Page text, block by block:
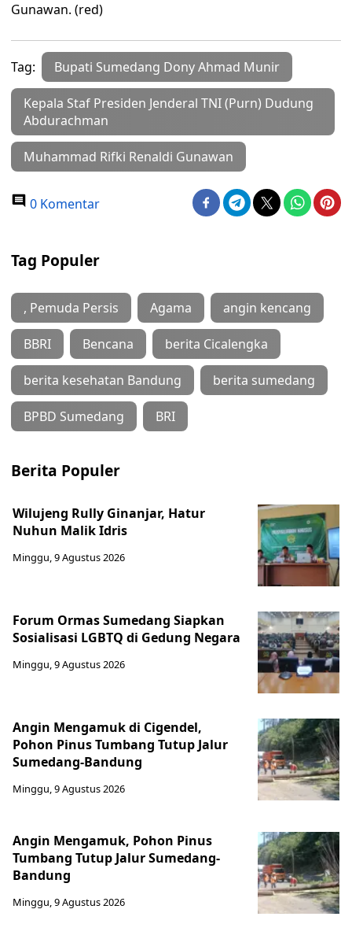
Gunawan. (red)
Tag: Bupati Sumedang Dony Ahmad Munir
Kepala Staf Presiden Jenderal TNI (Purn) Dudung
Abdurachman
Muhammad Rifki Renaldi Gunawan
0 Komentar
Tag Populer
, Pemuda Persis Agama angin kencang
BBRI Bencana berita Cicalengka
berita kesehatan Bandung berita sumedang
BPBD Sumedang BRI
Berita Populer
Wilujeng Rully Ginanjar, Hatur
Nuhun Malik Idris
Minggu, 9 Agustus 2026
Forum Ormas Sumedang Siapkan
Sosialisasi LGBTQ di Gedung Negara
Minggu, 9 Agustus 2026
Angin Mengamuk di Cigendel,
Pohon Pinus Tumbang Tutup Jalur
Sumedang-Bandung
Minggu, 9 Agustus 2026
Angin Mengamuk, Pohon Pinus
Tumbang Tutup Jalur Sumedang-
Bandung
Minggu, 9 Agustus 2026